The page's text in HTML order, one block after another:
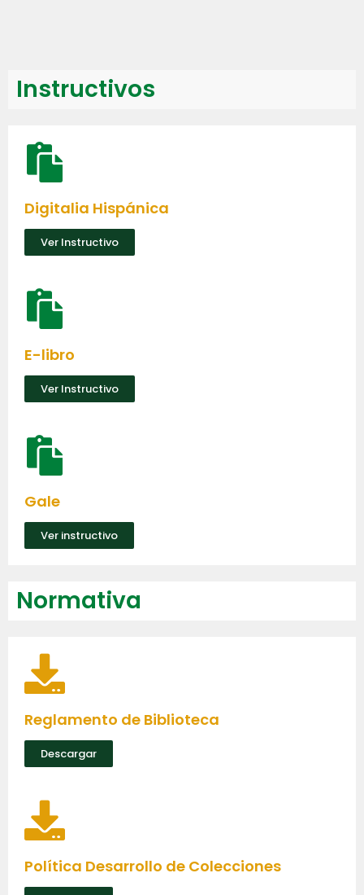
Instructivos
Digitalia Hispánica
Ver Instructivo
E-libro
Ver Instructivo
Gale
Ver instructivo
Normativa
Reglamento de Biblioteca
Descargar
Política Desarrollo de Colecciones